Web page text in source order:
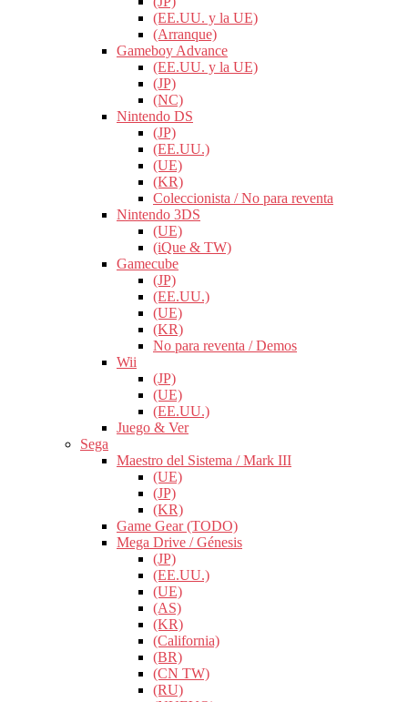
(EE.UU. y la UE)
(Arranque)
Gameboy Advance
(EE.UU. y la UE)
(JP)
(NC)
Nintendo DS
(JP)
(EE.UU.)
(UE)
(KR)
Coleccionista / No para reventa
Nintendo 3DS
(UE)
(iQue & TW)
Gamecube
(JP)
(EE.UU.)
(UE)
(KR)
No para reventa / Demos
Wii
(JP)
(UE)
(EE.UU.)
Juego & Ver
Sega
Maestro del Sistema / Mark III
(UE)
(JP)
(KR)
Game Gear (TODO)
Mega Drive / Génesis
(JP)
(EE.UU.)
(UE)
(AS)
(KR)
(California)
(BR)
(CN TW)
(RU)